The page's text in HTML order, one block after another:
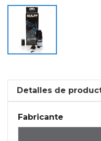
Detalles de
Fabricante